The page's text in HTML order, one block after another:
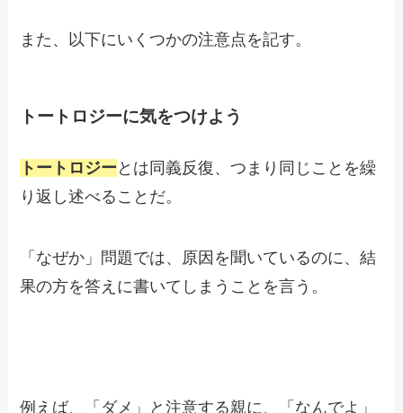
また、以下にいくつかの注意点を記す。
トートロジーに気をつけよう
トートロジー とは同義反復、つまり同じことを繰
り返し述べることだ。
「なぜか」問題では、原因を聞いているのに、結
果の方を答えに書いてしまうことを言う。
例えば、「ダメ」と注意する親に、「なんでよ」